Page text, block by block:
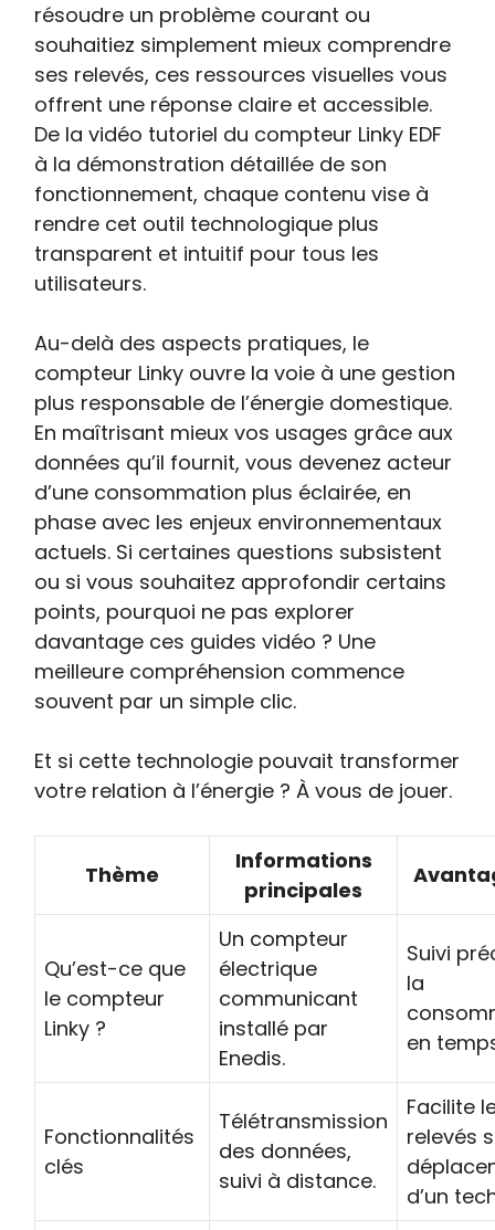
résoudre un problème courant ou
souhaitiez simplement mieux comprendre
ses relevés, ces ressources visuelles vous
offrent une réponse claire et accessible.
De la vidéo tutoriel du compteur Linky EDF
à la démonstration détaillée de son
fonctionnement, chaque contenu vise à
rendre cet outil technologique plus
transparent et intuitif pour tous les
utilisateurs.
Au-delà des aspects pratiques, le
compteur Linky ouvre la voie à une gestion
plus responsable de l’énergie domestique.
En maîtrisant mieux vos usages grâce aux
données qu’il fournit, vous devenez acteur
d’une consommation plus éclairée, en
phase avec les enjeux environnementaux
actuels. Si certaines questions subsistent
ou si vous souhaitez approfondir certains
points, pourquoi ne pas explorer
davantage ces guides vidéo ? Une
meilleure compréhension commence
souvent par un simple clic.
Et si cette technologie pouvait transformer
votre relation à l’énergie ? À vous de jouer.
Thème
Informations
principales
Qu’est-ce que
le compteur
Linky ?
Un compteur
électrique
communicant
installé par
Enedis.
Suivi
la
en
Fonctionnalités
clés
Télétransmission
des données,
suivi à distance.
Facilite
relevés
d’un